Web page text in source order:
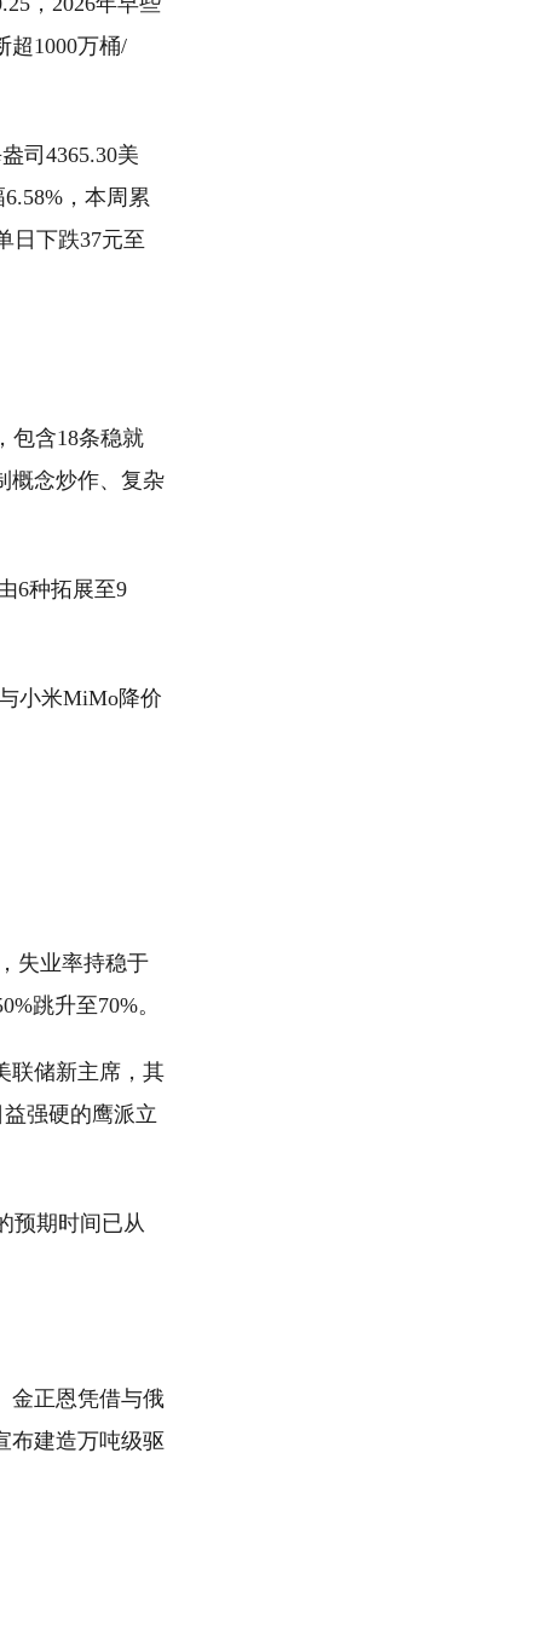
超1000万桶/
司4365.30美
，本周累
日下跌37元至
包含18条稳就
概念炒作、复杂
6种拓展至9
小米MiMo降价
失业率持稳于
跳升至70%。
联储新主席，其
强硬的鹰派立
预期时间已从
金正恩凭借与俄
布建造万吨级驱